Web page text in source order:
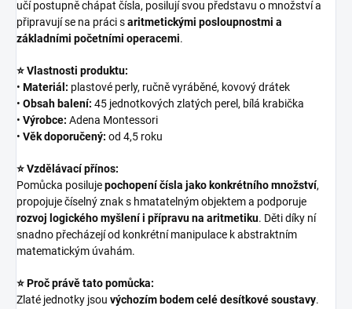
učí postupně chápat čísla, posilují svou představu o množství a
připravují se na práci saritmetickými posloupnostmi a
základními početními operacemi.
⭐ Vlastnosti produktu:
• Materiál: plastové perly, ručně vyráběné, kovový drátek
• Obsah balení: 45 jednotkových zlatých perel, bílá krabička
• Výrobce: Adena Montessori
• Věk doporučený: od 4,5 roku
⭐ Vzdělávací přínos:
Pomůcka posilujepochopení čísla jako konkrétního množství,
propojuje číselný znak s hmatatelným objektem a podporuje
rozvoj logického myšlení i přípravu na aritmetiku. Děti díky ní
snadno přecházejí od konkrétní manipulace k abstraktním
matematickým úvahám.
⭐ Proč právě tato pomůcka:
Zlaté jednotky jsou výchozím bodem celé desítkové soustavy.